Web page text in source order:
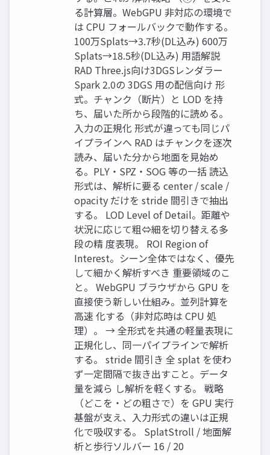
る計算層。WebGPU 非対応の環境で
は CPU フォールバックで動作する。
100万Splats→3.7秒(DL込み) 600万
Splats→18.5秒(DL込み) 用語解説
RAD Three.js向け3DGSレンダラー
Spark 2.0の 3DGS 用の配信向け 形
式。チャンク（断片）と LOD を持
ち、届いた所から段階的に読める。
入力の正規化 形式が違っても同じパ
イプラインへ RAD はチャンクを逐次
読み、届いた分から地面を見始め
る。PLY・SPZ・SOG 等の一括 読込
形式は、解析に要る center / scale /
opacity だけを stride 間引きで抽出
する。 LOD Level of Detail。距離や
状況に応じて粗⇔細を切り替える多
段の精 度表現。 ROI Region of
Interest。シーン全体ではなく、優先
して細かく解析すべき 重要領域のこ
と。 WebGPU ブラウザから GPU を
直接使う新しい仕組み。並列計算を
高速 化する（非対応時は CPU 処
理）。 → 全形式を共通の軽量表現に
正規化し、同一パイプラインで解析
する。 stride 間引き 全 splat を使わ
ず一定間隔で抜き出すこと。データ
量を減ら し解析を軽くする。 戦略
（どこを・どの粗さで）を GPU 実行
基盤が支え、入力形式の違いは正規
化で吸収する。 SplatStroll / 地面解
析と歩行ソルバー 16 / 20